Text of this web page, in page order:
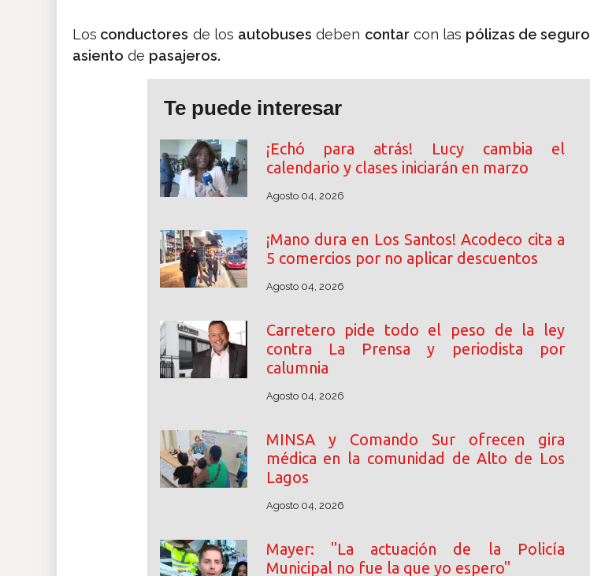
Los conductores de los autobuses deben contar con las pólizas de seguro
asiento de pasajeros.
Te puede interesar
¡Echó para atrás! Lucy cambia el
calendario y clases iniciarán en marzo
Agosto 04, 2026
¡Mano dura en Los Santos! Acodeco cita a
5 comercios por no aplicar descuentos
Agosto 04, 2026
Carretero pide todo el peso de la ley
contra La Prensa y periodista por
calumnia
Agosto 04, 2026
MINSA y Comando Sur ofrecen gira
médica en la comunidad de Alto de Los
Lagos
Agosto 04, 2026
Mayer: "La actuación de la Policía
Municipal no fue la que yo espero"